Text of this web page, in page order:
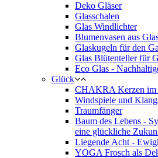
Deko Gläser
Glasschalen
Glas Windlichter
Blumenvasen aus
Glaskugeln für den
Glas Blütenteller für
Eco Glas -
Glück
CHAKRA Kerzen im
Windspiele und
Traumfänger
Baum des Lebens -
eine glückliche
Liegende Acht -
YOGA Frosch als